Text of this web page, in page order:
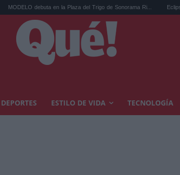
debuta en la Plaza del Trigo de Sonorama Ri... Eclipse solar en
DEPORTES ESTILO DE VIDA TECNOLOGÍA